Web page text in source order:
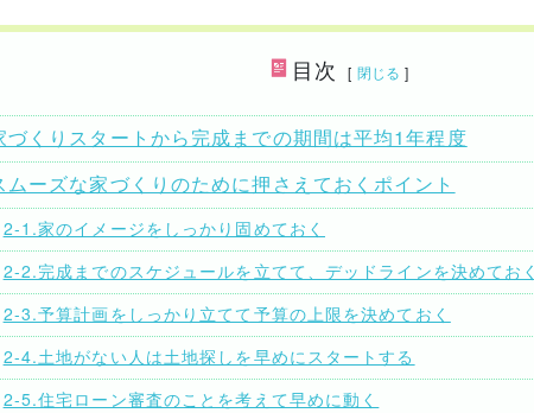
目次 [ 閉じる ]
づくりスタートから完成までの期間は平均1年程度
ムーズな家づくりのために押さえておくポイント
2-1.家のイメージをしっかり固めておく
2-2.完成までのスケジュールを立てて、デッドラインを決めておく
2-3.予算計画をしっかり立てて予算の上限を決めておく
2-4.土地がない人は土地探しを早めにスタートする
2-5.住宅ローン審査のことを考えて早めに動く